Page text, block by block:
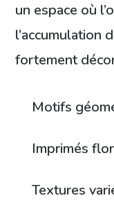
un espace où
l’accumulation
fortement
Motifs
Imprimés
Textures